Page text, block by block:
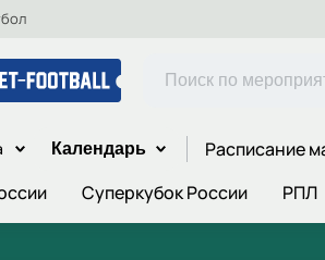
Календарь Расписание
Суперкубок России РПЛ